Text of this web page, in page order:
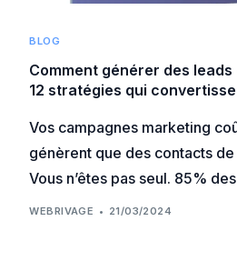
BLOG
Comment générer des
12 stratégies qui
Vos campagnes marketing
génèrent que des contacts
Vous n’êtes pas seul. 85%
WEBRIVAGE 21/03/2024